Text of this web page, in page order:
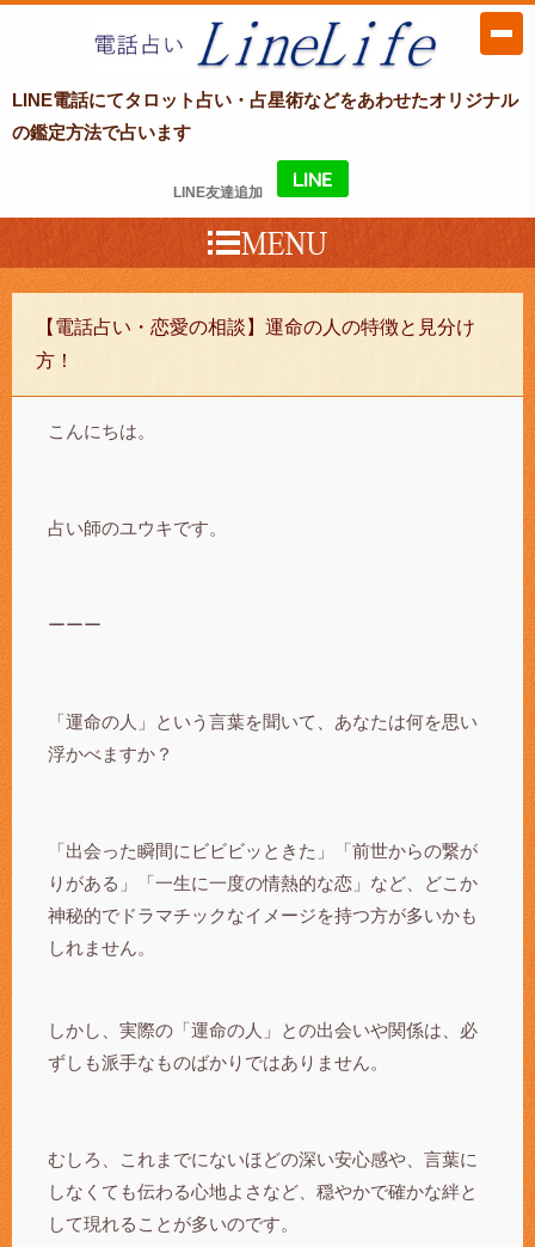
LINE電話占い LineLife〜ラインライ
フ〜
LINE電話にてタロット占い・占星術などをあわせたオリジナル
の鑑定方法で占います
LINE友達追加
【電話占い・恋愛の相談】運命の人の特徴と見分け
方！
こんにちは。
占い師のユウキです。
ーーー
「運命の人」という言葉を聞いて、あなたは何を思い
浮かべますか？
「出会った瞬間にビビビッときた」「前世からの繋が
りがある」「一生に一度の情熱的な恋」など、どこか
神秘的でドラマチックなイメージを持つ方が多いかも
しれません。
しかし、実際の「運命の人」との出会いや関係は、必
ずしも派手なものばかりではありません。
むしろ、これまでにないほどの深い安心感や、言葉に
しなくても伝わる心地よさなど、穏やかで確かな絆と
して現れることが多いのです。